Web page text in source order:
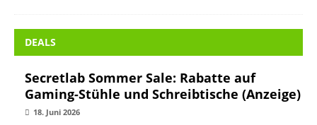
DEALS
Secretlab Sommer Sale: Rabatte auf
Gaming-Stühle und Schreibtische (Anzeige)
18. Juni 2026